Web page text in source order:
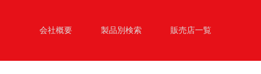
会社概要 製品別検索 販売店一覧